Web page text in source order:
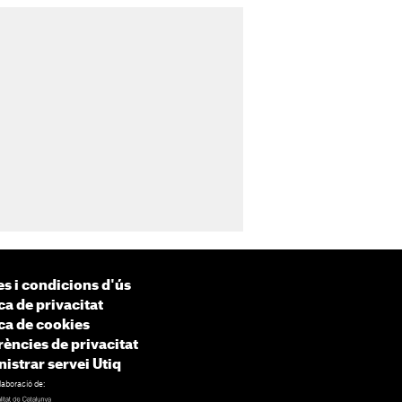
i condicions d'ús
de privacitat
de cookies
de privacitat
servei Utiq
de: